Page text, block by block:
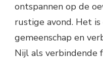
ontspannen op de
rustige avond. Het
gemeenschap en
Nijl als verbindende